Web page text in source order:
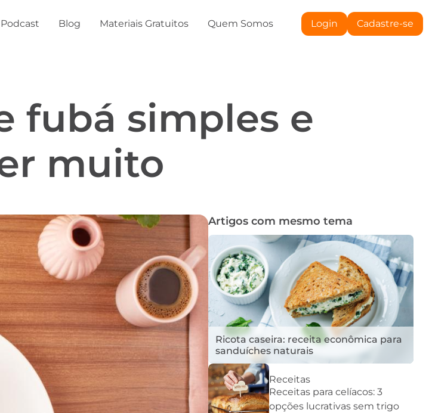
Podcast Blog Materiais Gratuitos Quem Somos Login Cadastre-se
fubá simples e
muito
Artigos com mesmo tema
Ricota caseira: receita econômica para
sanduíches naturais
Receitas
Receitas para celíacos: 3
opções lucrativas sem trigo